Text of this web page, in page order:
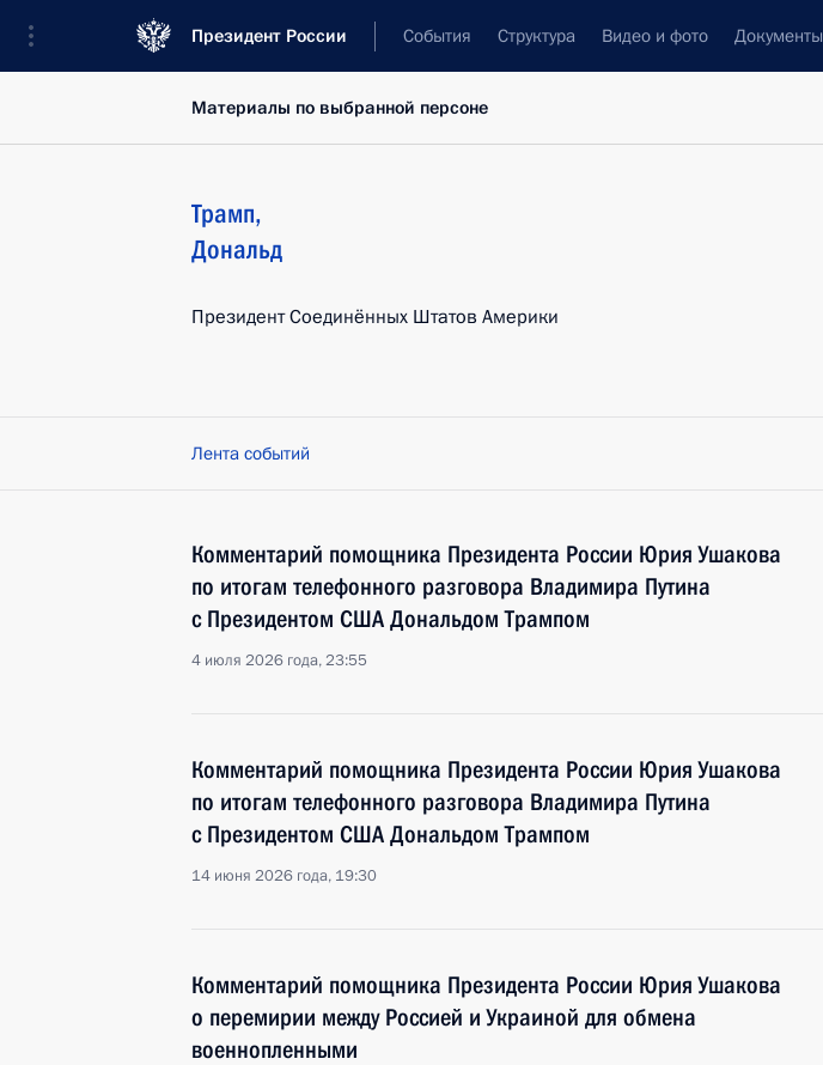
Президент России События Структура Видео и фото Документы
Материалы по выбранной персоне
Трамп,
Дональд
Президент Соединённых Штатов Америки
Лента событий
Комментарий помощника Президента России Юрия Ушакова
по итогам телефонного разговора Владимира Путина
с Президентом США Дональдом Трампом
4 июля 2026 года, 23:55
Комментарий помощника Президента России Юрия Ушакова
по итогам телефонного разговора Владимира Путина
с Президентом США Дональдом Трампом
14 июня 2026 года, 19:30
Комментарий помощника Президента России Юрия Ушакова
о перемирии между Россией и Украиной для обмена
военнопленными